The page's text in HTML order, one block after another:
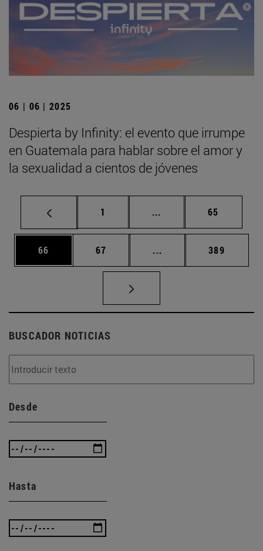
06 | 06 | 2025
Despierta by Infinity: el evento que irrumpe
en Guatemala para hablar sobre el amor y
la sexualidad a cientos de jóvenes
Página
1 ... Páginas intermedias
Página
65
Página
66 Página
67 ... Páginas intermedias
Página
389
BUSCADOR NOTICIAS
Desde
Hasta